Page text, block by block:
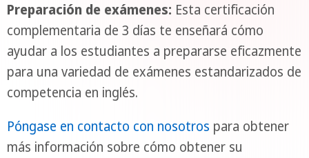
Preparación de exámenes: Esta certificación
complementaria de 3 días te enseñará cómo
ayudar a los estudiantes a prepararse eficazmente
para una variedad de exámenes estandarizados de
competencia en inglés.
Póngase en contacto con nosotros para obtener
más información sobre cómo obtener su